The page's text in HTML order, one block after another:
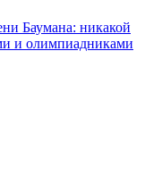
Баумана: никакой
и олимпиадниками